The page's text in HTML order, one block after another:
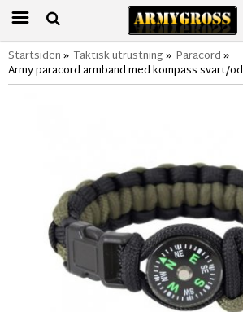
Startsiden» Taktisk utrustning» Paracord»
Army paracord armband med kompass svart/od